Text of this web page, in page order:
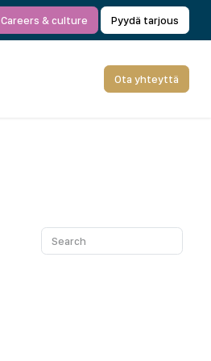
Careers & culture Pyydä tarjous
Ota yhteyttä